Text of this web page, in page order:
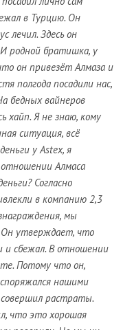
в Турцию. Он
лечил. Здесь он
родной братишка, у
он привезёт Алмаза и
полгода посадили нас,
бедных вайнеров
хайп. Я не знаю, кому
ситуация, всё
уAstex, я
отношении Алмаса
Согласно
в компанию 2,3
мы
Он утверждает, что
и сбежал. В отношении
Потому что он,
нашими
совершил растраты.
что это хорошая